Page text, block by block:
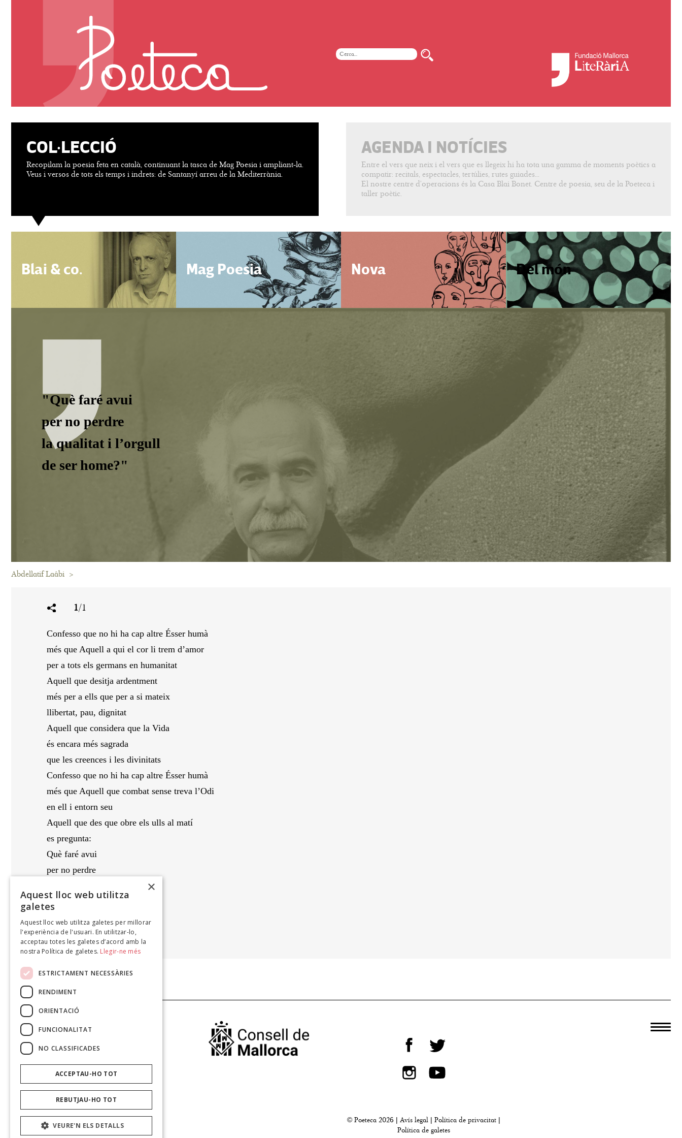
COL·LECCIÓ
Recopilam la poesia feta en català, continuant la tasca de Mag Poesia i ampliant-la.
Veus i versos de tots els temps i indrets: de Santanyí arreu de la Mediterrània.
AGENDA I NOTÍCIES
Entre el vers que neix i el vers que es llegeix hi ha tota una gamma de moments poètics a
compatir: recitals, espectacles, tertúlies, rutes guiades...
El nostre centre d’operacions és la Casa Blai Bonet. Centre de poesia, seu de la Poeteca i
taller poètic.
Blai & co. Mag Poesia Nova Del món
"Què faré avui
per no perdre
la qualitat i l’orgull
de ser home?"
Abdellatif Laâbi >
1/1
Confesso que no hi ha cap altre Ésser humà
més que Aquell a qui el cor li trem d’amor
per a tots els germans en humanitat
Aquell que desitja ardentment
més per a ells que per a si mateix
llibertat, pau, dignitat
Aquell que considera que la Vida
és encara més sagrada
que les creences i les divinitats
Confesso que no hi ha cap altre Ésser humà
més que Aquell que combat sense treva l’Odi
en ell i entorn seu
Aquell que des que obre els ulls al matí
es pregunta:
Què faré avui
per no perdre
de ser home?
ABDELLATIF LAÂBI
J’atteste contre la barbarie, 2015
© Poeteca 2026 | Avís legal| Política de privacitat|
Política de galetes
×
Aquest lloc web utilitza
galetes
Aquest lloc web utilitza galetes per millorar
l'experiència de l'usuari. En utilitzar-lo,
acceptau totes les galetes d’acord amb la
nostra Política de galetes. Llegir-ne més
ESTRICTAMENT NECESSÀRIES
RENDIMENT
ORIENTACIÓ
FUNCIONALITAT
NO CLASSIFICADES
ACCEPTAU-HO TOT
REBUTJAU-HO TOT
VEURE'N ELS DETALLS